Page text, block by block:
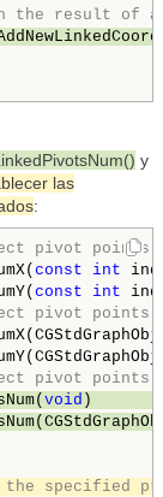
result of
y
las
:
pivot
const int
const int
pivot
pivot
void
specified